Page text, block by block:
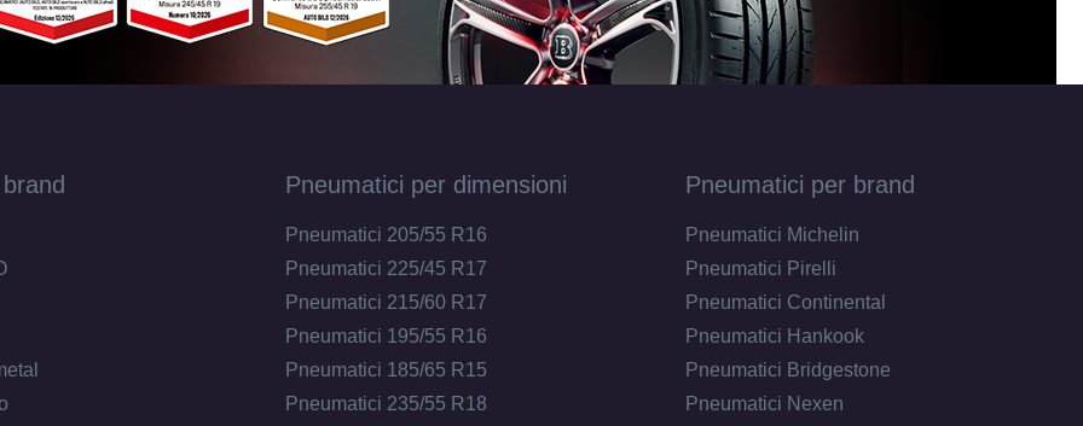
175/70 R14 84T M+S Disponibile
Pneumatici per dimensioni
Pneumatici 205/55 R16
Pneumatici 225/45 R17
Pneumatici 215/60 R17
Pneumatici 195/55 R16
Pneumatici 185/65 R15
Pneumatici 235/55 R18
Pneumatici per brand
Pneumatici Michelin
Pneumatici Pirelli
Pneumatici Continental
Pneumatici Hankook
Pneumatici Bridgestone
Pneumatici Nexen